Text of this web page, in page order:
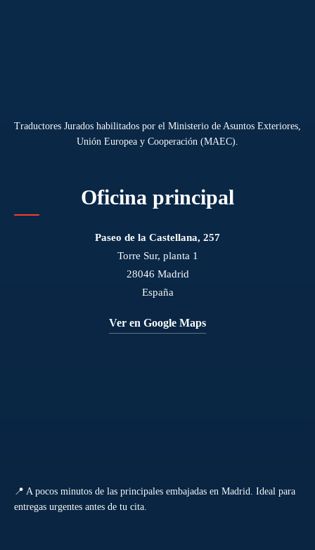
Traductores Jurados habilitados por el Ministerio de Asuntos Exteriores,
Unión Europea y Cooperación (MAEC).
Oficina principal
Paseo de la Castellana, 257
Torre Sur, planta 1
28046 Madrid
España
Ver en Google Maps
📍 A pocos minutos de las principales embajadas en Madrid. Ideal para
entregas urgentes antes de tu cita.